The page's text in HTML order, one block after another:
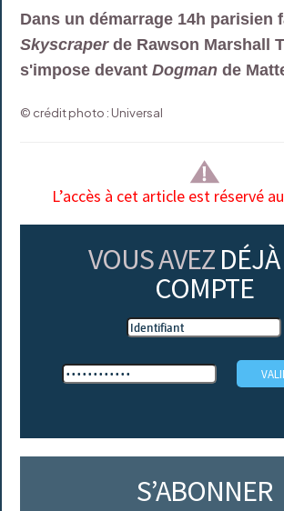
Dans un démarrage 14h parisien
Skyscraperde Rawson Marshall
s'impose devantDogman de
© crédit photo : Universal
L’accès à cet article est réservé
VOUS AVEZ
COMPTE
S’ABONNER